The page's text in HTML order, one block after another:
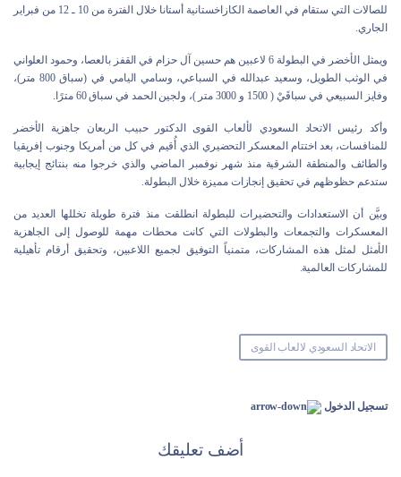
للصالات التي ستقام في العاصمة الكازاخستانية أستانا خلال الفترة من 10 ـ 12 من فبراير
الجاري.
ويمثل الأخضر في البطولة 6 لاعبين هم حسين آل حزام في القفز بالعصا، وحمود العلواني
في الوثب الطويل، وسعيد عبدالله في السباعي، وسامي اليامي في (سباق 800 متر)،
وفايز السبيعي في سباقَيْ ( 1500 و 3000 متر )، ولجين الحمد في سباق 60 مترًا.
وأكد رئيس الاتحاد السعودي لألعاب القوى الدكتور حبيب الربعان جاهزية الأخضر
للمنافسات، بعد اختتام المعسكر التحضيري الذي أُقيم في كل من أمريكا وجنوب إفريقيا
والطائف والمنطقة الشرقية منذ شهر نوفمبر الماضي والذي خرجوا منه بنتائج إيجابية
ستدعم حظوظهم في تحقيق إنجازات مميزة خلال البطولة.
وبيَّن أن الاستعدادات والتحضيرات للبطولة انطلقت منذ فترة طويلة تخللها العديد من
المعسكرات والتجمعات والبطولات التي كانت محطات مهمة للوصول إلى الجاهزية
الأمثل لمثل هذه المشاركات، متمنياً التوفيق لجميع اللاعبين، وتحقيق أرقام تأهيلية
للمشاركات العالمية.
الاتحاد السعودي لالعاب القوى
تسجيل الدخول
أضف تعليقك